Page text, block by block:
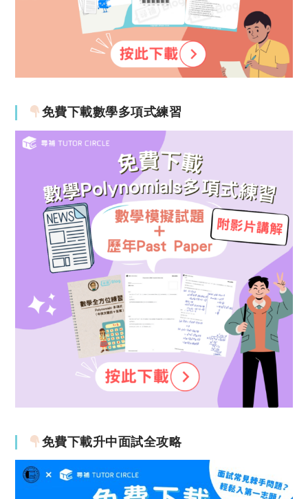
免費下載數學多項式練習
免費下載升中面試全攻略